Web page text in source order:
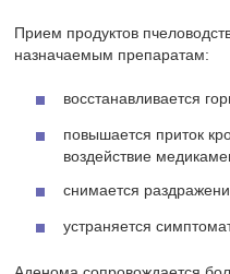
Прием продуктов
назначаемым препаратам:
восстанавливается
повышается приток
воздействие
снимается
устраняется